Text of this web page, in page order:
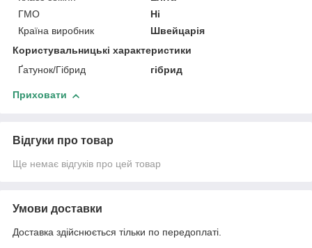
ГМО
Ні
Країна виробник
Швейцарія
Користувальницькі характеристики
Ґатунок/Гібрид
гібрид
Приховати
Відгуки про товар
Ще немає відгуків про цей товар
Умови доставки
Доставка здійснюється тільки по передоплаті.